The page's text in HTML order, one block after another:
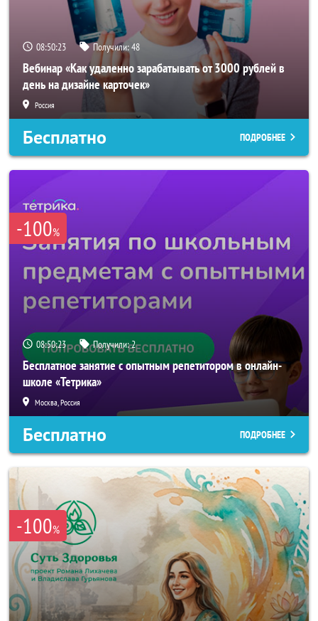
08:50:21 Получили:48
Вебинар «Как удаленно зарабатывать от 3000 рублей в
день на дизайне карточек»
Россия
Бесплатно ПОДРОБНЕЕ
-100%
08:50:21 Получили:2
Бесплатное занятие с опытным репетитором в онлайн-
школе «Тетрика»
Москва, Россия
Бесплатно ПОДРОБНЕЕ
-100%